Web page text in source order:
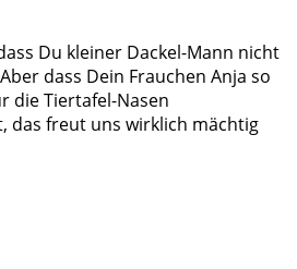
Du kleiner Dackel-Mann nicht
dass Dein Frauchen Anja so
die Tiertafel-Nasen
das freut uns wirklich mächtig